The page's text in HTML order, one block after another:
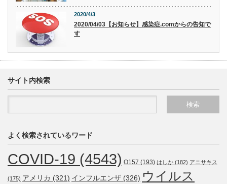
2020/4/3
2020/04/03【お知らせ】感染症.comからの告知で
す
サイト内検索
よく検索されているワード
COVID-19 (4543) O157 (193) はしか (182) アニサキス
(175) アメリカ (321) インフルエンザ (326) ウイルス